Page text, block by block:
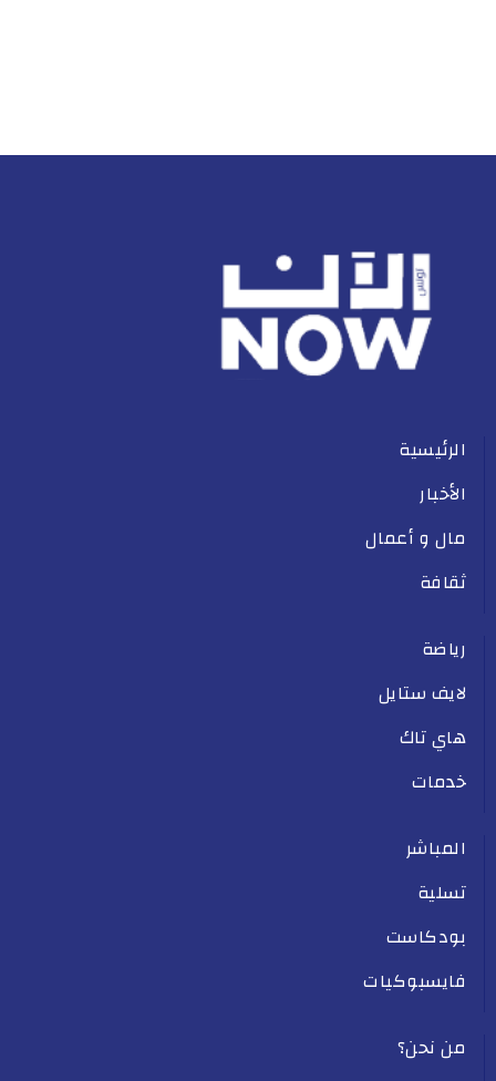
الرئيسية
الأخبار
مال و أعمال
ثقافة
رياضة
لايف ستايل
هاي تاك
خدمات
المباشر
تسلية
بودكاست
فايسبوكيات
من نحن؟